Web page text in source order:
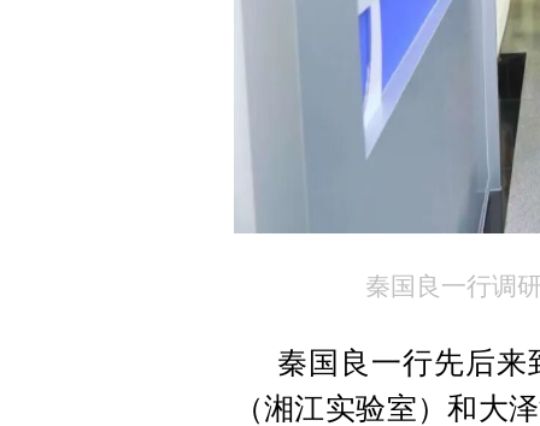
秦国良一行调
秦国良一行先后
（湘江实验室）和大